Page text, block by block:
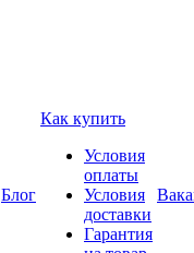
Блог
Как купить
Условия
оплаты
Условия
доставки
Гарантия